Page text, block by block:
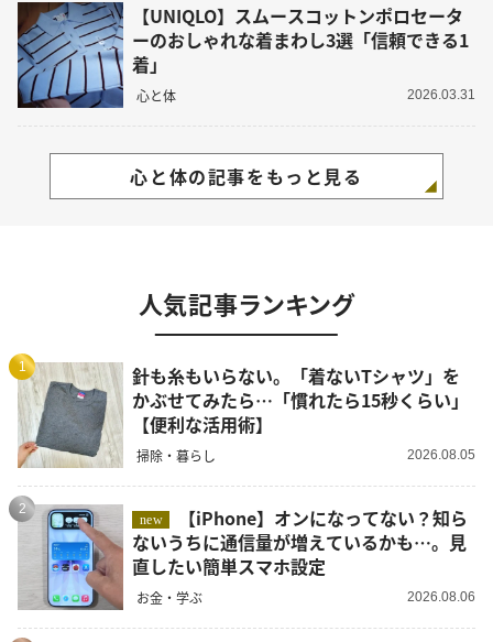
【UNIQLO】スムースコットンポロセータ
ーのおしゃれな着まわし3選「信頼できる1
着」
心と体 2026.03.31
心と体の記事をもっと見る
人気記事ランキング
1
針も糸もいらない。「着ないTシャツ」を
かぶせてみたら…「慣れたら15秒くらい」
【便利な活用術】
掃除・暮らし 2026.08.05
2
new
ないうちに通信量が増えているかも…。見
直したい簡単スマホ設定
お金・学ぶ 2026.08.06